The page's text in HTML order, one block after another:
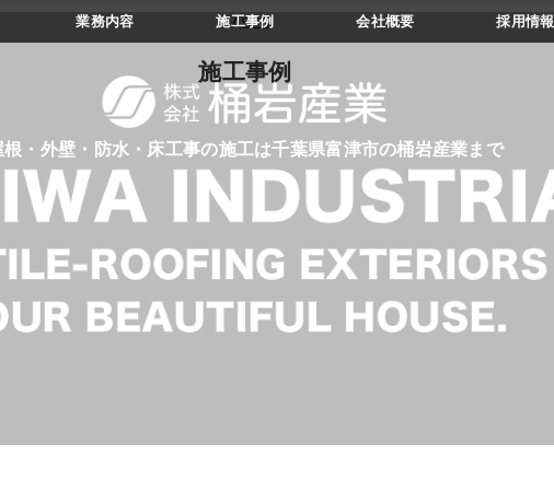
業務内容 施工事例 会社概要 採用情報
根・外壁・防水・床工事の施工は千葉県富津市の桶岩産業まで
CASES
施工事例